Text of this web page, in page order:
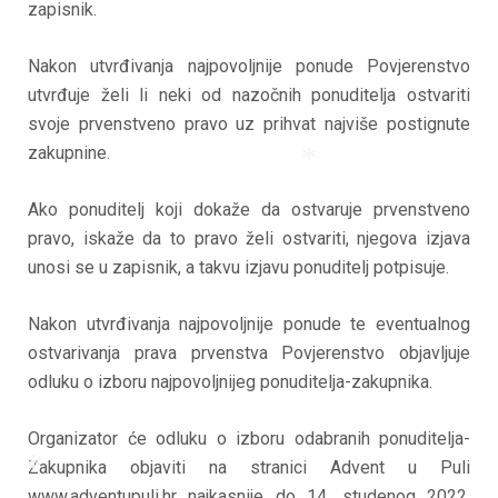
zapisnik.
Nakon utvrđivanja najpovoljnije ponude Povjerenstvo
utvrđuje želi li neki od nazočnih ponuditelja ostvariti
svoje prvenstveno pravo uz prihvat najviše postignute
zakupnine.
Ako ponuditelj koji dokaže da ostvaruje prvenstveno
pravo, iskaže da to pravo želi ostvariti, njegova izjava
unosi se u zapisnik, a takvu izjavu ponuditelj potpisuje.
Nakon utvrđivanja najpovoljnije ponude te eventualnog
ostvarivanja prava prvenstva Povjerenstvo objavljuje
odluku o izboru najpovoljnijeg ponuditelja-zakupnika.
Organizator će odluku o izboru odabranih ponuditelja-
Zakupnika objaviti na stranici Advent u Puli
*